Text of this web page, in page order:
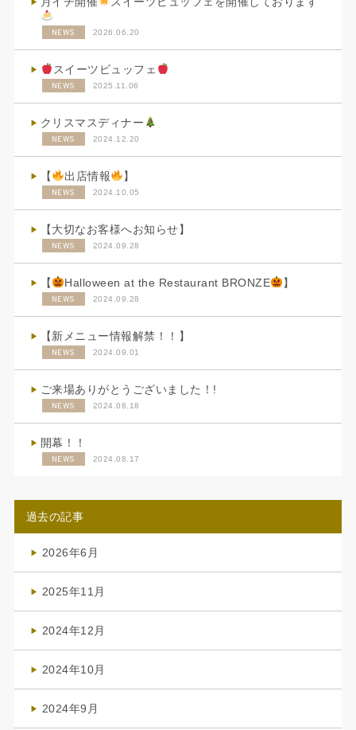
NEWS 2026.06.20
スイーツビュッフェ
NEWS 2025.11.06
クリスマスディナー
NEWS 2024.12.20
【 出店情報 】
NEWS 2024.10.05
【大切なお客様へお知らせ】
NEWS 2024.09.28
【 Halloween at the Restaurant BRONZE 】
NEWS 2024.09.28
【新メニュー情報解禁！！】
NEWS 2024.09.01
ご来場ありがとうございました！!
NEWS 2024.08.18
開幕！！
NEWS 2024.08.17
過去の記事
2026年6月
2025年11月
2024年12月
2024年10月
2024年9月